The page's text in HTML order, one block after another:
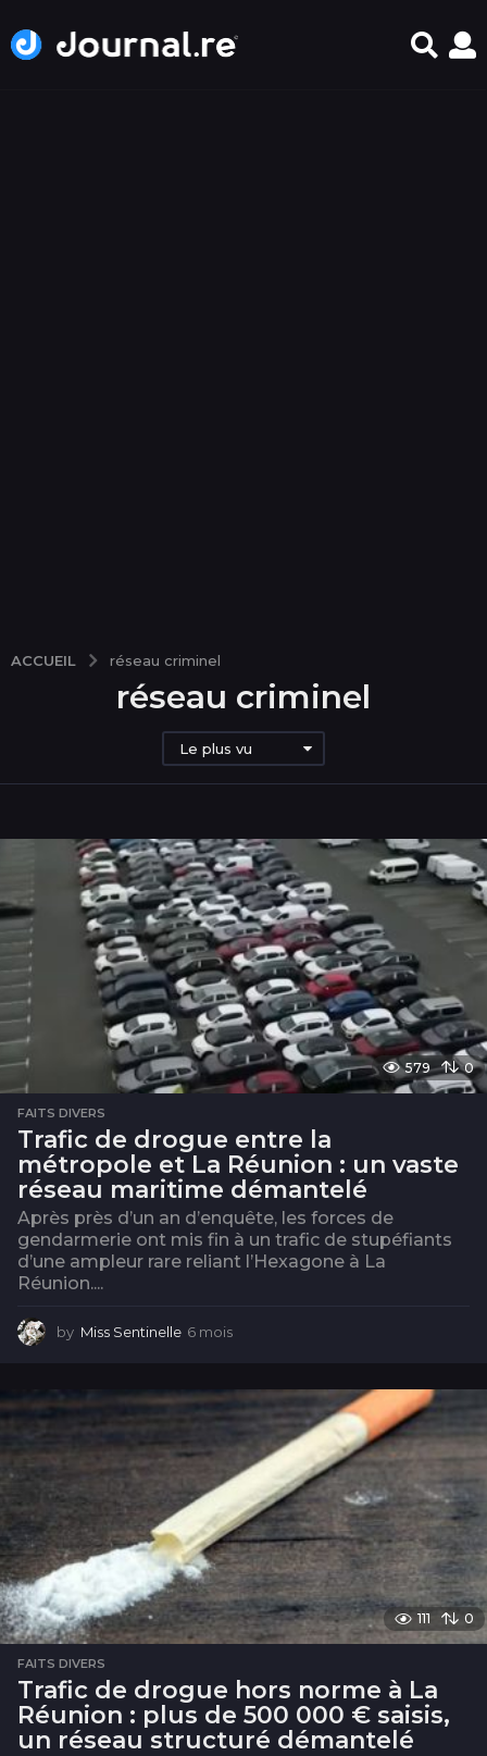
ACCUEIL réseau criminel
réseau criminel
Le plus vu
579 0
FAITS DIVERS
Trafic de drogue entre la
métropole et La Réunion : un vaste
réseau maritime démantelé
Après près d’un an d’enquête, les forces de
gendarmerie ont mis fin à un trafic de stupéfiants
d’une ampleur rare reliant l’Hexagone à La
Réunion....
by Miss Sentinelle 6 mois
i
111 0
FAITS DIVERS
Trafic de drogue hors norme à La
Réunion : plus de 500 000 € saisis,
un réseau structuré démantelé